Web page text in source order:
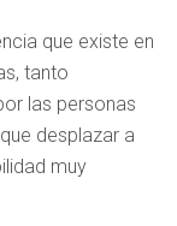
que existe en
tanto
las personas
desplazar a
muy